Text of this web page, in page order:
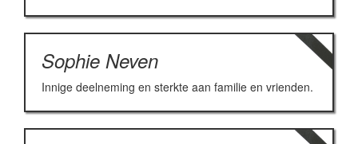
Sophie Neven
Innige deelneming en sterkte aan familie en vrienden.